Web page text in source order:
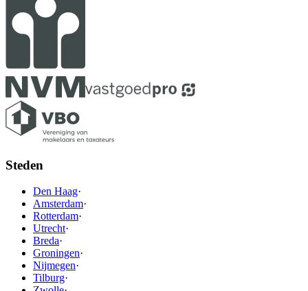
Steden
Den Haag·
Amsterdam·
Rotterdam·
Utrecht·
Breda·
Groningen·
Nijmegen·
Tilburg·